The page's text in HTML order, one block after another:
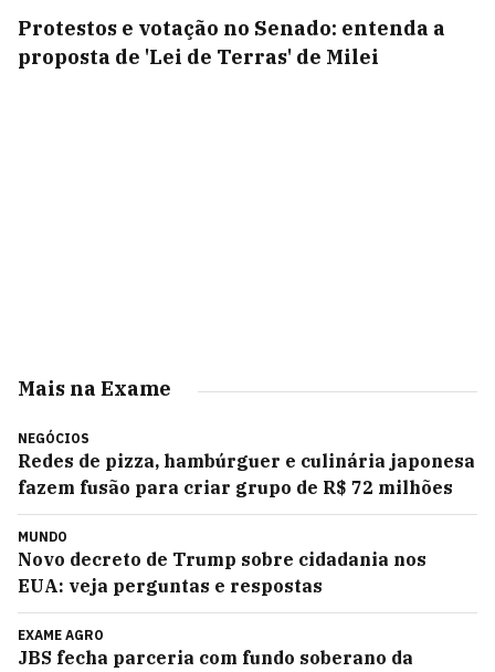
Protestos e votação no Senado: entenda a
proposta de 'Lei de Terras' de Milei
Mais na Exame
NEGÓCIOS
Redes de pizza, hambúrguer e culinária japonesa
fazem fusão para criar grupo de R$ 72 milhões
MUNDO
Novo decreto de Trump sobre cidadania nos
EUA: veja perguntas e respostas
EXAME AGRO
JBS fecha parceria com fundo soberano da